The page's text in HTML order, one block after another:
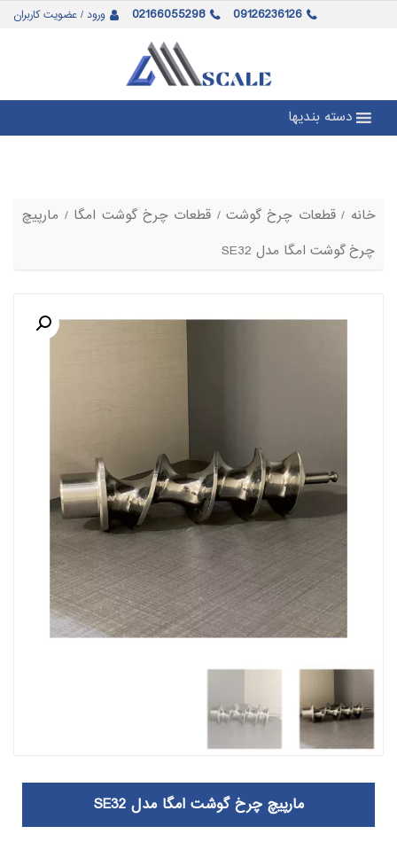
ورود / عضویت کاربران 02166055298 09126236126
دسته بندیها
خانه /قطعات چرخ گوشت/ قطعات چرخ گوشت امگا / مارپیچ
چرخ گوشت امگا مدل SE32
مارپیچ چرخ گوشت امگا مدل SE32